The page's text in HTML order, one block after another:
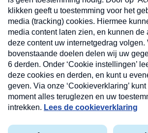
Privacyverklaring
Cookieverklaring
Nieuwsbrief
Neem hier een gratis abonnement
nieuwsbrief. Elke vrijdag- en